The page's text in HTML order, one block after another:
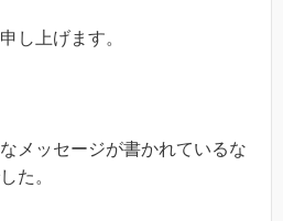
し上げます。
メッセージが書かれているな
た。